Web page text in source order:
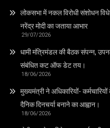
लोकसभा में नकल विरोधी संशोधन
नरेंद्र मोदी का जताया आभार
29/07/2026
धामी मंत्रिमंडल की बैठक संपन्न,
संबंधित कट ऑफ डेट तय।
18/06/2026
मुख्यमंत्री ने अधिकारियों-
दैनिक दिनचर्या बनाने का आह्वान।
18/06/2026